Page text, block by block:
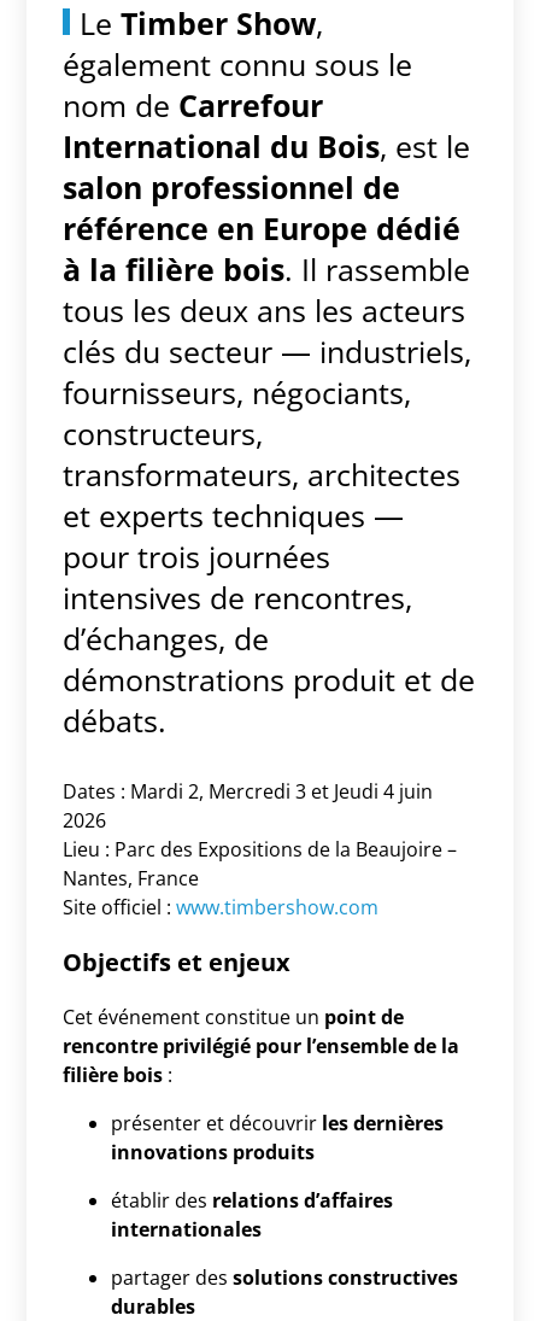
LeTimber Show,
également connu sous le
nom de Carrefour
International du Bois, est le
salon professionnel de
référence en Europe dédié
à la filière bois. Il rassemble
tous les deux ans les acteurs
clés du secteur — industriels,
fournisseurs, négociants,
constructeurs,
transformateurs, architectes
et experts techniques —
pour trois journées
intensives de rencontres,
d’échanges, de
démonstrations produit et de
débats.
Dates : Mardi 2, Mercredi 3 et Jeudi 4 juin
2026
Lieu : Parc des Expositions de la Beaujoire –
Nantes, France
Site officiel :www.timbershow.com
Objectifs et enjeux
Cet événement constitue un point de
rencontre privilégié pour l’ensemble de la
filière bois :
présenter et découvrir les dernières
innovations produits
établir des relations d’affaires
internationales
partager dessolutions constructives
durables